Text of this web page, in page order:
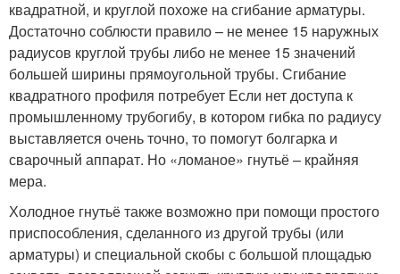
квадратной, и круглой похоже на сгибание арматуры.
Достаточно соблюсти правило – не менее 15 наружных
радиусов круглой трубы либо не менее 15 значений
большей ширины прямоугольной трубы. Сгибание
квадратного профиля потребует Если нет доступа к
промышленному трубогибу, в котором гибка по радиусу
выставляется очень точно, то помогут болгарка и
сварочный аппарат. Но «ломаное» гнутьё – крайняя
мера.
Холодное гнутьё также возможно при помощи простого
приспособления, сделанного из другой трубы (или
арматуры) и специальной скобы с большой площадью